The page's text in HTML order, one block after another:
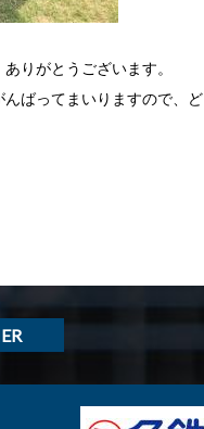
りがとうございます。
ばってまいりますので、ど